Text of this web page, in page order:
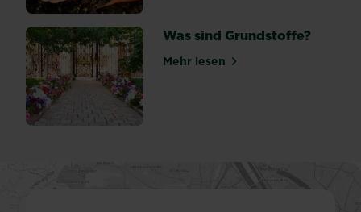
Was sind Grundstoffe?
Mehr lesenüber Was sind Grundstoffe?